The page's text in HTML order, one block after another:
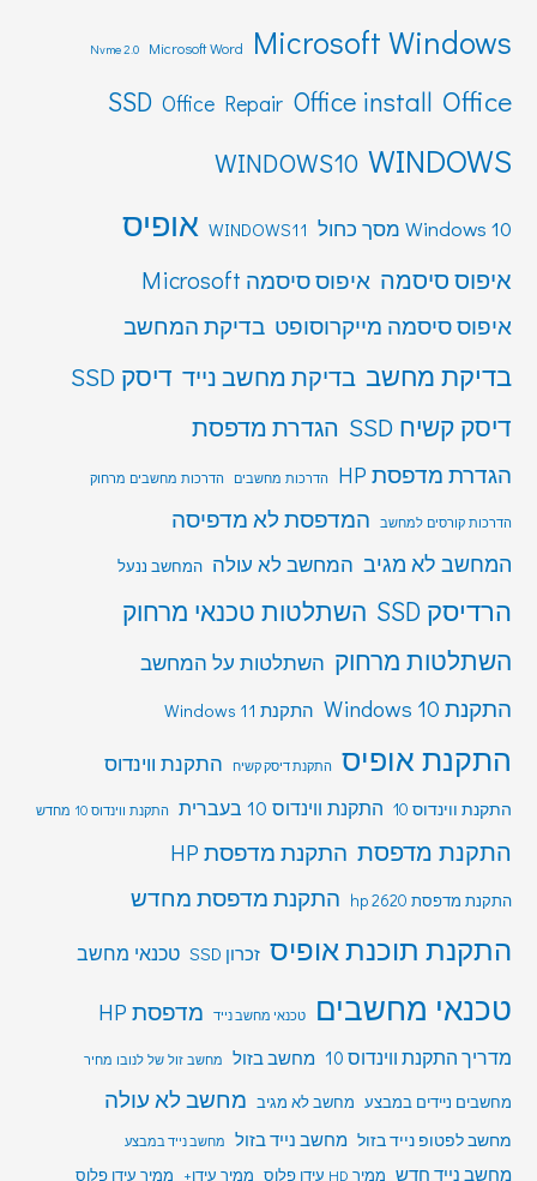
Microsoft Windows
Microsoft Word
Nvme 2.0
Office
Office install
Office Repair
SSD
WINDOWS
WINDOWS10
Windows 10 מסך כחול WINDOWS11 אופיס
איפוס סיסמה איפוס סיסמה Microsoft
איפוס סיסמה מייקרוסופט בדיקת המחשב
בדיקת מחשב בדיקת מחשב נייד דיסק SSD
דיסק קשיח SSD
הגדרת מדפסת
הגדרת מדפסת HP הדרכות מחשבים הדרכות מחשבים מרחוק
הדרכות קורסים למחשב המדפסת לא מדפיסה
המחשב לא מגיב המחשב לא עולה המחשב ננעל
הרדיסק SSD
השתלטות טכנאי מרחוק
השתלטות מרחוק השתלטות על המחשב
התקנת Windows 10 התקנת Windows 11
התקנת אופיס התקנת דיסק קשיח התקנת ווינדוס
התקנת ווינדוס 10 התקנת ווינדוס 10 בעברית התקנת ווינדוס 10 מחדש
התקנת מדפסת התקנת מדפסת HP
התקנת מדפסת hp 2620 התקנת מדפסת מחדש
התקנת תוכנת אופיס זכרון SSD טכנאי מחשב
טכנאי מחשבים טכנאי מחשב נייד מדפסת HP
מדריך התקנת ווינדוס 10 מחשב בזול מחשב זול של לנובו מחיר
מחשבים ניידים במבצע מחשב לא מגיב מחשב לא עולה
מחשב לפטופ נייד בזול מחשב נייד בזול מחשב נייד במבצע
מחשב נייד חדש ממיר HD עידן פלוס ממיר עידן+ ממיר עידן פלוס